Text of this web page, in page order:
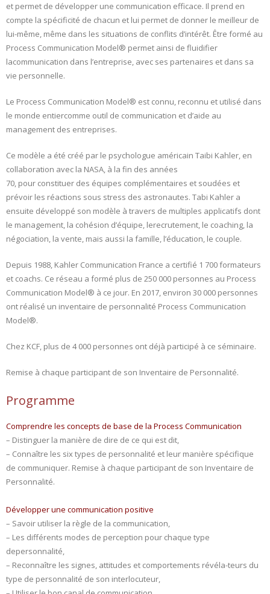
et permet de développer une communication efficace. Il prend en
compte la spécificité de chacun et lui permet de donner le meilleur de
lui-même, même dans les situations de conflits d’intérêt. Être formé au
Process Communication Model® permet ainsi de fluidifier
lacommunication dans l’entreprise, avec ses partenaires et dans sa
vie personnelle.
Le Process Communication Model® est connu, reconnu et utilisé dans
le monde entiercomme outil de communication et d’aide au
management des entreprises.
Ce modèle a été créé par le psychologue américain Taibi Kahler, en
collaboration avec la NASA, à la fin des années
70, pour constituer des équipes complémentaires et soudées et
prévoir les réactions sous stress des astronautes. Tabi Kahler a
ensuite développé son modèle à travers de multiples applicatifs dont
le management, la cohésion d’équipe, lerecrutement, le coaching, la
négociation, la vente, mais aussi la famille, l’éducation, le couple.
Depuis 1988, Kahler Communication France a certifié 1 700 formateurs
et coachs. Ce réseau a formé plus de 250 000 personnes au Process
Communication Model® à ce jour. En 2017, environ 30 000 personnes
ont réalisé un inventaire de personnalité Process Communication
Model®.
Chez KCF, plus de 4 000 personnes ont déjà participé à ce séminaire.
Remise à chaque participant de son Inventaire de Personnalité.
Programme
Comprendre les concepts de base de la Process Communication
– Distinguer la manière de dire de ce qui est dit,
– Connaître les six types de personnalité et leur manière spécifique
de communiquer. Remise à chaque participant de son Inventaire de
Personnalité.
Développer une communication positive
– Savoir utiliser la règle de la communication,
– Les différents modes de perception pour chaque type
depersonnalité,
– Reconnaître les signes, attitudes et comportements révéla-teurs du
type de personnalité de son interlocuteur,